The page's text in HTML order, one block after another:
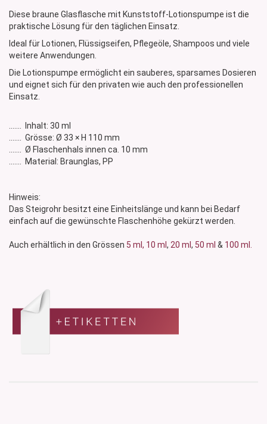
Diese braune Glasflasche mit Kunststoff-Lotionspumpe ist die
praktische Lösung für den täglichen Einsatz.
Ideal für Lotionen, Flüssigseifen, Pflegeöle, Shampoos und viele
weitere Anwendungen.
Die Lotionspumpe ermöglicht ein sauberes, sparsames Dosieren
und eignet sich für den privaten wie auch den professionellen
Einsatz.
....... Inhalt: 30 ml
....... Grösse: Ø 33 × H 110 mm
....... Ø Flaschenhals innen ca. 10 mm
....... Material: Braunglas, PP
Hinweis:
Das Steigrohr besitzt eine Einheitslänge und kann bei Bedarf
einfach auf die gewünschte Flaschenhöhe gekürzt werden.
Auch erhältlich in den Grössen 5 ml, 10 ml , 20 ml , 50 ml & 100 ml.